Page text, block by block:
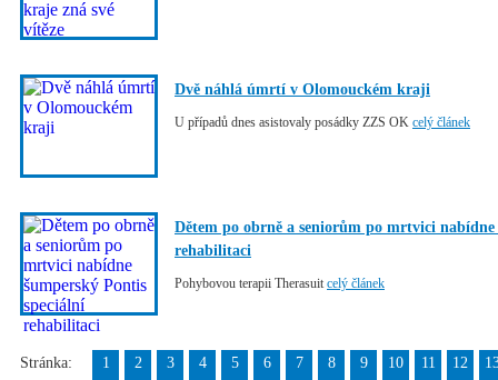
Dvě náhlá úmrtí v Olomouckém kraji
U případů dnes asistovaly posádky ZZS OK celý článek
Dětem po obrně a seniorům po mrtvici
rehabilitaci
Pohybovou terapii Therasuit celý článek
Stránka: 1 2 3 4 5 6 7 8 9 10 11 12